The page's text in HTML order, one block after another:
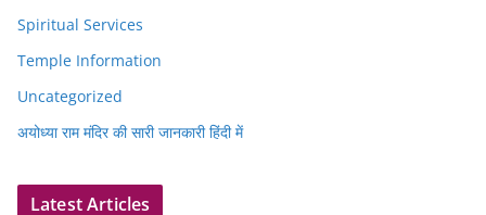
Spiritual Services
Temple Information
Uncategorized
अयोध्या राम मंदिर की सारी जानकारी हिंदी में
Latest Articles